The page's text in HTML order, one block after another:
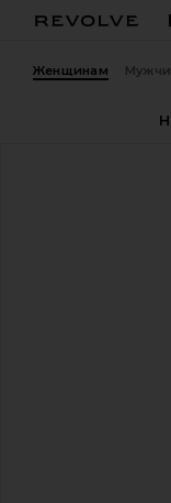
Женщинам